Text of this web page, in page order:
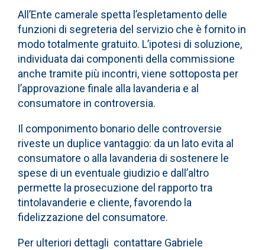
All’Ente camerale spetta l’espletamento delle
funzioni di segreteria del servizio che è fornito in
modo totalmente gratuito. L’ipotesi di soluzione,
individuata dai componenti della commissione
anche tramite più incontri, viene sottoposta per
l’approvazione finale alla lavanderia e al
consumatore in controversia.
Il componimento bonario delle controversie
riveste un duplice vantaggio: da un lato evita al
consumatore o alla lavanderia di sostenere le
spese di un eventuale giudizio e dall’altro
permette la prosecuzione del rapporto tra
tintolavanderie e cliente, favorendo la
fidelizzazione del consumatore.
Per ulteriori dettagli contattare Gabriele